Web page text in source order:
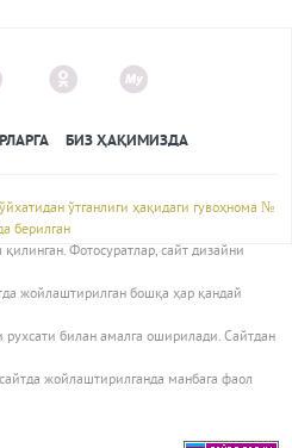
БИЗ ҲАҚИМИЗДА
ўтганлиги ҳақидаги гувоҳнома №
берилган
Фотосуратлар, сайт дизайни
жойлаштирилган бошқа ҳар қандай
билан амалга оширилади. Сайтдан
жойлаштирилганда манбага фаол